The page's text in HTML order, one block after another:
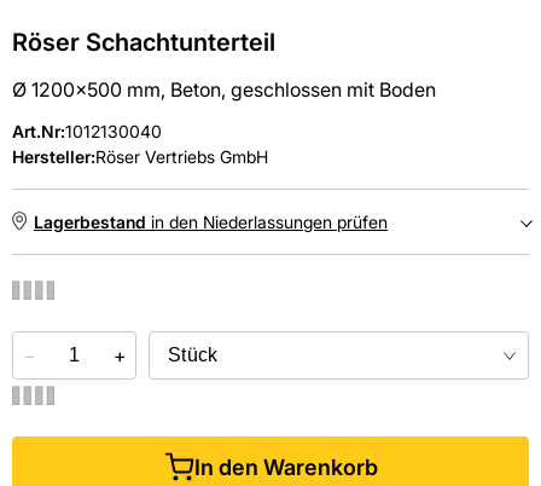
Röser Schachtunterteil
Ø 1200x500 mm, Beton, geschlossen mit Boden
Art.Nr:1012130040
Hersteller:Röser Vertriebs GmbH
Lagerbestand in den Niederlassungen prüfen
Online kaufen &kostenlos
− +
In den Warenkorb